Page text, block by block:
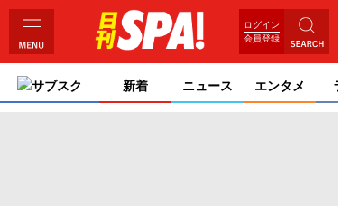
ログイン
会員登録
サブスク 新着 ニュース エンタメ